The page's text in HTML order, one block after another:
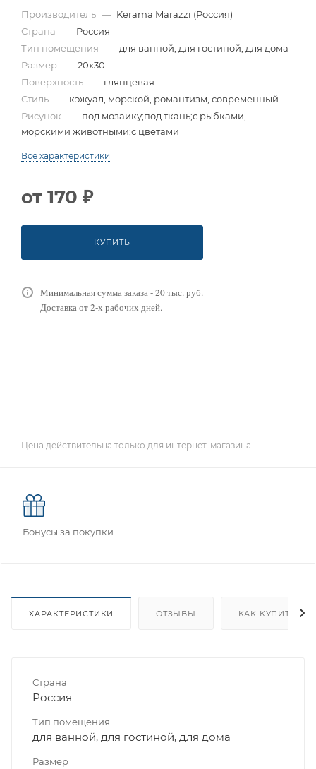
Производитель — Kerama Marazzi (Россия)
Страна — Россия
Тип помещения — для ванной, для гостиной, для дома
Размер — 20x30
Поверхность — глянцевая
Стиль — кэжуал, морской, романтизм, современный
Рисунок — под мозаику;под ткань;с рыбками,
морскими животными;с цветами
Все характеристики
от 170 ₽
КУПИТЬ
Минимальная сумма заказа - 20 тыс. руб.
Доставка от 2-х рабочих дней.
Цена действительна только для интернет-магазина.
Бонусы за покупки
ХАРАКТЕРИСТИКИ ОТЗЫВЫ КАК КУПИТЬ
Страна
Россия
Тип помещения
для ванной, для гостиной, для дома
Размер